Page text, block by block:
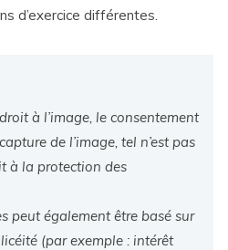
d’exercice différentes.
à l’image, le consentement
de l’image, tel n’est pas
à la protection des
peut également être basé sur
(par exemple : intérêt